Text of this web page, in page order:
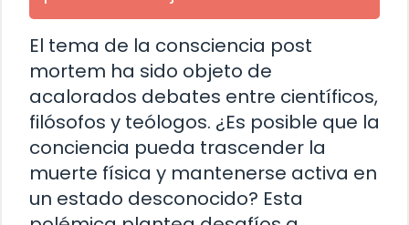
El tema de la consciencia post
mortem ha sido objeto de
acalorados debates entre científicos,
filósofos y teólogos. ¿Es posible que la
conciencia pueda trascender la
muerte física y mantenerse activa en
un estado desconocido? Esta